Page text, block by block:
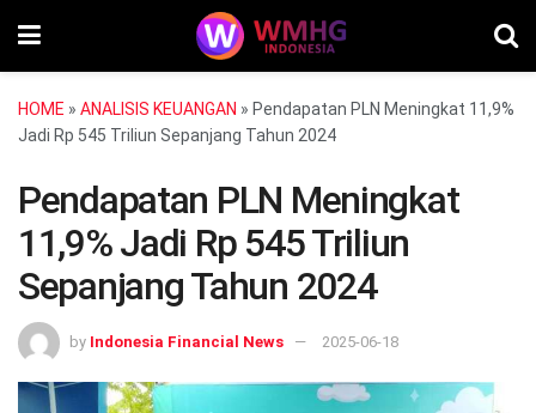
HOME » ANALISIS KEUANGAN » Pendapatan PLN Meningkat 11,9%
Jadi Rp 545 Triliun Sepanjang Tahun 2024
Pendapatan PLN Meningkat
11,9% Jadi Rp 545 Triliun
Sepanjang Tahun 2024
by Indonesia Financial News 2025-06-18